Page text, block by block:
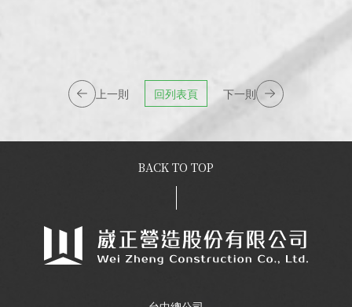
上一則 回列表頁 下一則
BACK TO TOP